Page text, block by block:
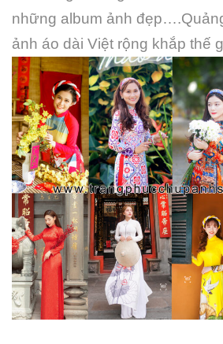
những album ảnh
ảnh áo dài Việt rộng khắp thế